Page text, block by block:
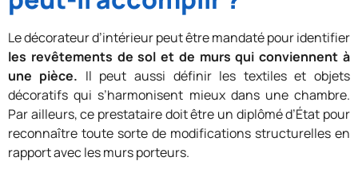
Le décorateur d’intérieur peut être mandaté pour identifier
les revêtements de sol et de murs qui conviennent à
une pièce. Il peut aussi définir les textiles et objets
décoratifs qui s’harmonisent mieux dans une chambre.
Par ailleurs, ce prestataire doit être un diplômé d’État pour
reconnaître toute sorte de modifications structurelles en
rapport avec les murs porteurs.